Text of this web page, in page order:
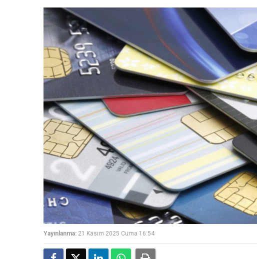
Yayınlanma: 21 Kasım 2025 Cuma 16:54